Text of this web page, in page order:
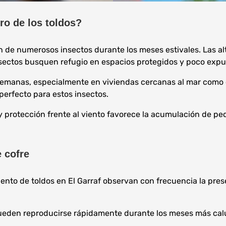
de los toldos?
numerosos insectos durante los meses estivales. Las
busquen refugio en espacios protegidos y poco
especialmente en viviendas cercanas al mar
para estos insectos.
frente al viento favorece la acumulación de
cofre
de toldos en El Garraf observan con frecuencia la
reproducirse rápidamente durante los meses más